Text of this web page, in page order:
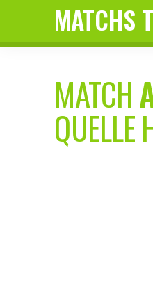
MATCHS
MATCH
QUELLE